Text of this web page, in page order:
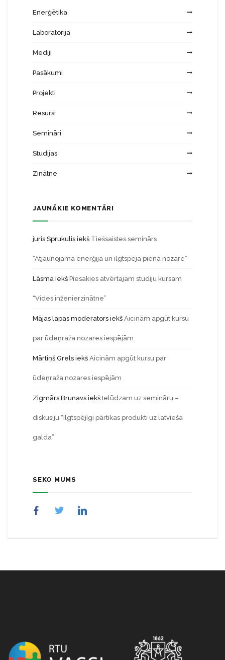
Enerģētika
Laboratorija
Mediji
Pasākumi
Projekti
Resursi
Semināri
Studijas
Zinātne
JAUNĀKIE KOMENTĀRI
juris Sprukulis iekš Tiešsaistes seminārs
“Atjaunojamā enerģija un ilgtspēja piena nozarē”
Lāsma iekš Piesakies atvērtajam studiju kursam
“Vides inženierzinātne”
Mājas lapas moderators iekš Aicinām apgūt kursu
par ūdeņraža nozares iespējām
Mārtiņš Grels iekš Aicinām apgūt kursu par
ūdeņraža nozares iespējām
Zigmārs Brunavs iekš Ielūdzam uz semināru –
diskusiju “Ilgtspējīgi pārtikas produkti uz latvieša
galda”
SEKO MUMS